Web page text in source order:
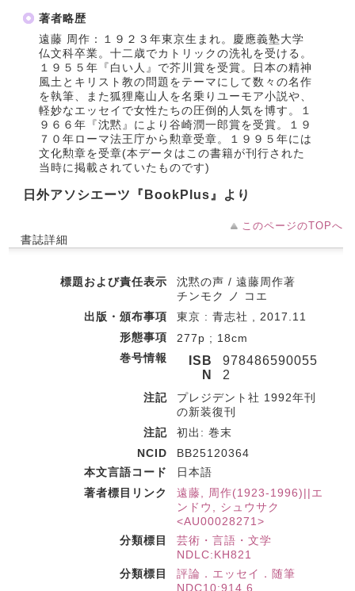
著者略歴
遠藤 周作：１９２３年東京生まれ。慶應義塾大学
仏文科卒業。十二歳でカトリックの洗礼を受ける。
１９５５年『白い人』で芥川賞を受賞。日本の精神
風土とキリスト教の問題をテーマにして数々の名作
を執筆、また狐狸庵山人を名乗りユーモア小説や、
軽妙なエッセイで女性たちの圧倒的人気を博す。１
９６６年『沈黙』により谷崎潤一郎賞を受賞。１９
７０年ローマ法王庁から勲章受章。１９９５年には
文化勲章を受章(本データはこの書籍が刊行された
当時に掲載されていたものです)
日外アソシエーツ『BookPlus』より
このページのTOPへ
書誌詳細
標題および責任表示
沈黙の声 / 遠藤周作著
チンモク ノ コエ
出版・頒布事項
東京 : 青志社 , 2017.11
形態事項
277p ; 18cm
巻号情報
ISB
N
978486590055
2
注記
プレジデント社 1992年刊
の新装復刊
注記
初出: 巻末
NCID
BB25120364
本文言語コード
日本語
著者標目リンク
遠藤, 周作(1923-1996)||エ
ンドウ, シュウサク
<AU00028271>
分類標目
芸術・言語・文学
NDLC:KH821
分類標目
評論．エッセイ．随筆
NDC10:914.6